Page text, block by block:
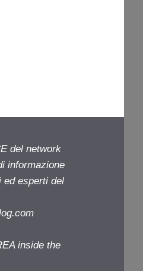
del network
informazione
ed esperti del
inside the